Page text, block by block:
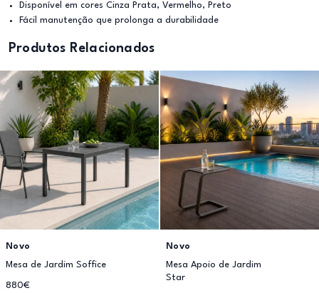
Disponível em cores Cinza Prata, Vermelho, Preto
Fácil manutenção que prolonga a durabilidade
Produtos Relacionados
Novo
Mesa de Jardim Soffice
880€
Novo
Mesa Apoio de Jardim
Star